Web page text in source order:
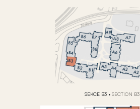
SEKCE B3 • SECTION B3